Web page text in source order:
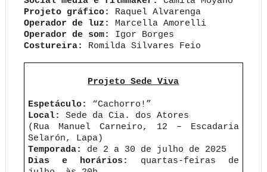
Projeto gráfico:
Raquel Alvarenga
Operador de luz:
Marcella Amorelli
Operador de som:
Igor Borges
Costureira: Romilda Silvares Feio
Projeto Sede Viva
Espetáculo:
“Cachorro!”
Local:
Sede da Cia. dos Atores
(Rua Manuel Carneiro, 12 – Escadaria
Selarón, Lapa)
Temporada: de 2 a 30 de julho de 2025
Dias e horários:
quartas-feiras de